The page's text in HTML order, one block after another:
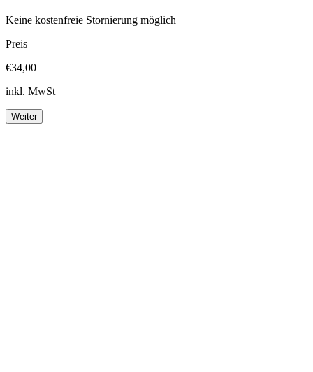
Keine kostenfreie Stornierung möglich
Preis
€34,00
inkl. MwSt
Weiter